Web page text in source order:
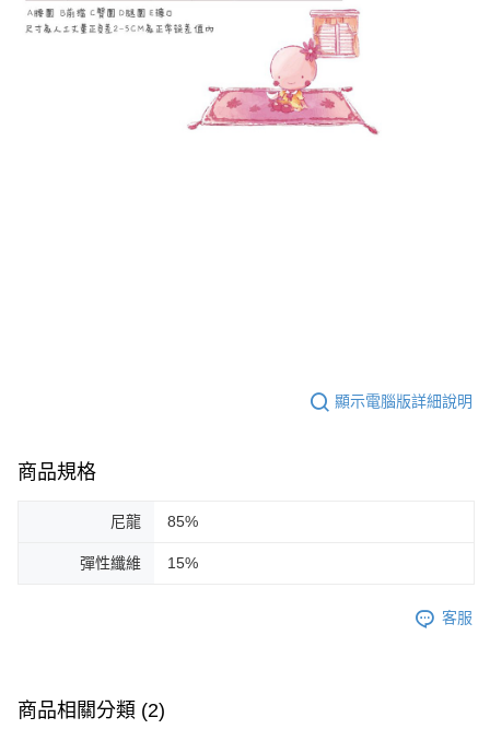
顯示電腦版詳細說明
商品規格
尼龍 85%
彈性纖維 15%
客服
商品相關分類 (2)